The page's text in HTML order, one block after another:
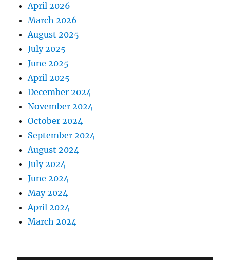
April 2026
March 2026
August 2025
July 2025
June 2025
April 2025
December 2024
November 2024
October 2024
September 2024
August 2024
July 2024
June 2024
May 2024
April 2024
March 2024